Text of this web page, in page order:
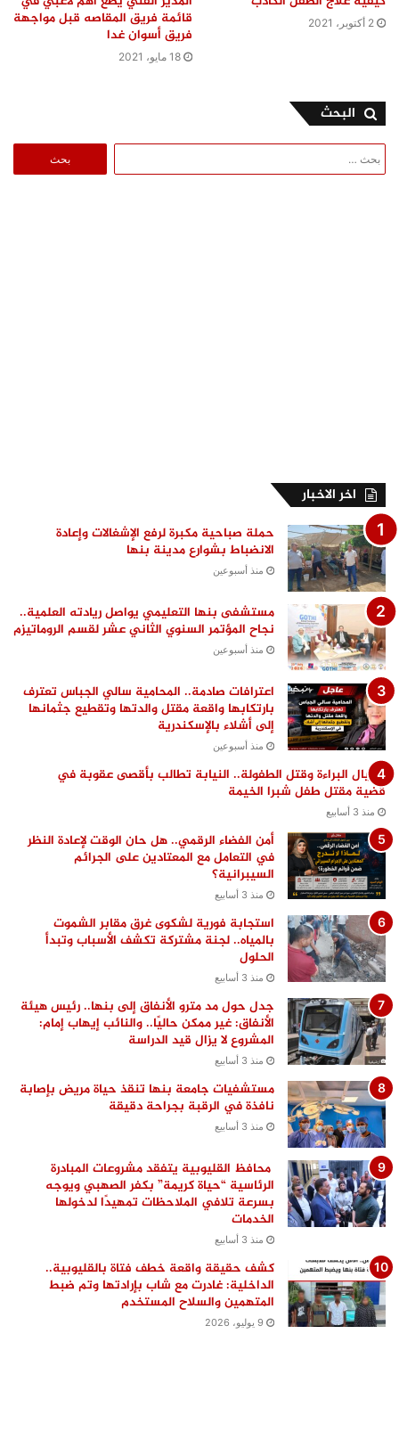
2 أكتوبر، 2021
قائمة فريق المقاصه قبل مواجهة
فريق أسوان غدا
18 مايو، 2021
البحث
عن:
اخر الاخبار
حملة صباحية مكبرة لرفع الإشغالات وإعادة
الانضباط بشوارع مدينة بنها
منذ أسبوعين
مستشفى بنها التعليمي يواصل ريادته العلمية..
نجاح المؤتمر السنوي الثاني عشر لقسم الروماتيزم
منذ أسبوعين
اعترافات صادمة.. المحامية سالي الجباس تعترف
بارتكابها واقعة مقتل والدتها وتقطيع جثمانها
إلى أشلاء بالإسكندرية
منذ أسبوعين
اغتيال البراءة وقتل الطفولة.. النيابة تطالب بأقصى عقوبة في
قضية مقتل طفل شبرا الخيمة
منذ 3 أسابيع
أمن الفضاء الرقمي.. هل حان الوقت لإعادة النظر
في التعامل مع المعتادين على الجرائم
السيبرانية؟
منذ 3 أسابيع
استجابة فورية لشكوى غرق مقابر الشموت
بالمياه.. لجنة مشتركة تكشف الأسباب وتبدأ
الحلول
منذ 3 أسابيع
جدل حول مد مترو الأنفاق إلى بنها.. رئيس هيئة
الأنفاق: غير ممكن حاليًا.. والنائب إيهاب إمام:
المشروع لا يزال قيد الدراسة
منذ 3 أسابيع
مستشفيات جامعة بنها تنقذ حياة مريض بإصابة
نافذة في الرقبة بجراحة دقيقة
منذ 3 أسابيع
محافظ القليوبية يتفقد مشروعات المبادرة
الرئاسية “حياة كريمة” بكفر الصهبي ويوجه
بسرعة تلافي الملاحظات تمهيدًا لدخولها
الخدمات
منذ 3 أسابيع
كشف حقيقة واقعة خطف فتاة بالقليوبية..
الداخلية: غادرت مع شاب بإرادتها وتم ضبط
المتهمين والسلاح المستخدم
9 يوليو، 2026